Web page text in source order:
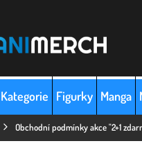
Kategorie Figurky Manga
Domů Obchodní podmínky akce "2+1